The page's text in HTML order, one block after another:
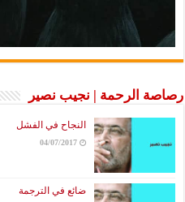
رصاصة الرحمة | نجيب نصير
النجاح في الفشل
04/07/2017
ضائع في الترجمة